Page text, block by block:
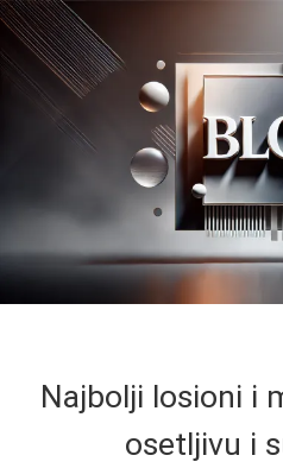
Najbolji losioni i
osetljivu i